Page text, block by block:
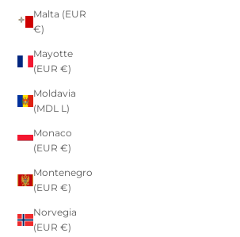
Malta (EUR
€)
Mayotte
(EUR €)
Moldavia
(MDL L)
Monaco
(EUR €)
Montenegro
(EUR €)
Norvegia
(EUR €)